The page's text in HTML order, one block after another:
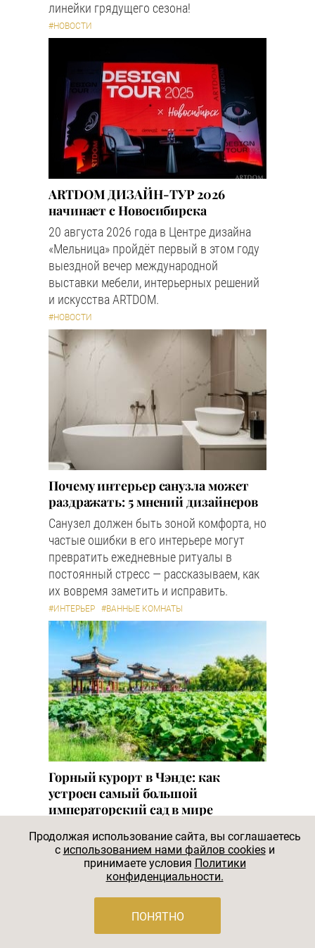
линейки грядущего сезона!
#НОВОСТИ
ARTDOM ДИЗАЙН-ТУР 2026
начинает с Новосибирска
20 августа 2026 года в Центре дизайна
«Мельница» пройдёт первый в этом году
выездной вечер международной
выставки мебели, интерьерных решений
и искусства ARTDOM.
#НОВОСТИ
Почему интерьер санузла может
раздражать: 5 мнений дизайнеров
Санузел должен быть зоной комфорта, но
частые ошибки в его интерьере могут
превратить ежедневные ритуалы в
постоянный стресс — рассказываем, как
их вовремя заметить и исправить.
#ИНТЕРЬЕР #ВАННЫЕ КОМНАТЫ
Горный курорт в Чэнде: как
устроен самый большой
императорский сад в мире
Горный курорт Чэнде — это знаменитая
летняя резиденция китайских
императоров, где красота дикой природы
гармонично соединилась с архитектурой
и традициями великой империи.
#ЛАНДШАФТ И ФЛОРА #ВОСТОЧНЫЙ ЛАНДШАФТ
Продолжая использование сайта, вы соглашаетесь
c использованием нами файлов cookiesи
принимаете условия Политики
конфиденциальности.
ПОНЯТНО